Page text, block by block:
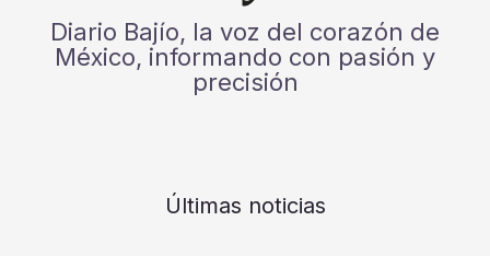
Diario Bajío, la voz del corazón de
México, informando con pasión y
precisión
Últimas noticias